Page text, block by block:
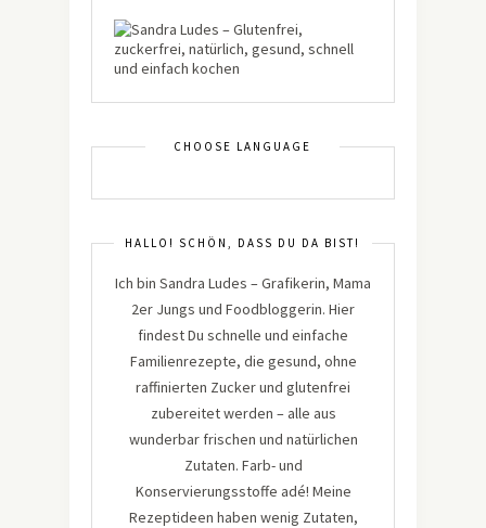
CHOOSE LANGUAGE
HALLO! SCHÖN, DASS DU DA BIST!
Ich bin Sandra Ludes – Grafikerin, Mama
2er Jungs und Foodbloggerin. Hier
findest Du schnelle und einfache
Familienrezepte, die gesund, ohne
raffinierten Zucker und glutenfrei
zubereitet werden – alle aus
wunderbar frischen und natürlichen
Zutaten. Farb- und
Konservierungsstoffe adé! Meine
Rezeptideen haben wenig Zutaten,